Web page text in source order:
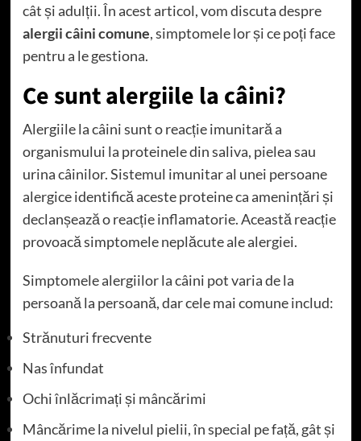
cât și adulții. În acest articol, vom discuta despre
alergii câini comune, simptomele lor și ce poți face
pentru a le gestiona.
Ce sunt alergiile la câini?
Alergiile la câini sunt o reacție imunitară a
organismului la proteinele din saliva, pielea sau
urina câinilor. Sistemul imunitar al unei persoane
alergice identifică aceste proteine ​​ca amenințări și
declanșează o reacție inflamatorie. Această reacție
provoacă simptomele neplăcute ale alergiei.
Simptomele alergiilor la câini pot varia de la
persoană la persoană, dar cele mai comune includ:
Strănuturi frecvente
Nas înfundat
Ochi înlăcrimați și mâncărimi
Mâncărime la nivelul pielii, în special pe față, gât și